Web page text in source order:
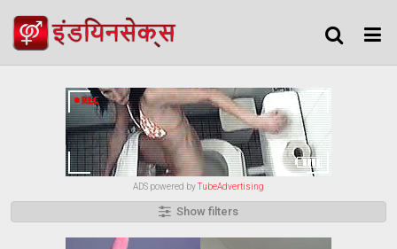
ADS powered byTubeAdvertising
Show filters